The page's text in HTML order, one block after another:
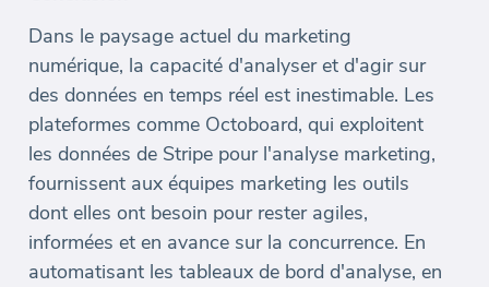
Dans le paysage actuel du marketing
numérique, la capacité d'analyser et d'agir sur
des données en temps réel est inestimable. Les
plateformes comme Octoboard, qui exploitent
les données de Stripe pour l'analyse marketing,
fournissent aux équipes marketing les outils
dont elles ont besoin pour rester agiles,
informées et en avance sur la concurrence. En
automatisant les tableaux de bord d'analyse, en